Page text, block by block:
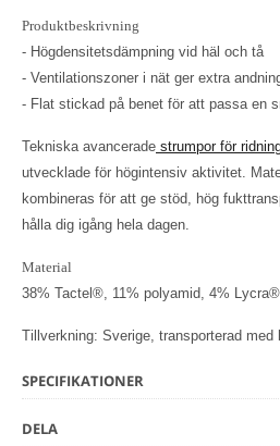
Produktbeskrivning
- Högdensitetsdämpning vid häl och tå
- Ventilationszoner i nät ger extra
- Flat stickad på benet för att passa en
Tekniska avancerade strumpor för
utvecklade för högintensiv aktivitet.
kombineras för att ge stöd, hög
hålla dig igång hela dagen.
Material
38% Tactel®, 11% polyamid, 4% Lycra®
Tillverkning: Sverige, transporterad med
SPECIFIKATIONER
DELA